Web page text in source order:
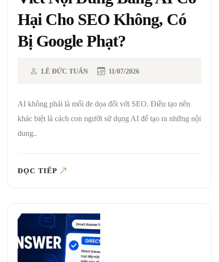
Hại Cho SEO Không, Có
Bị Google Phạt?
LÊ ĐỨC TUẤN 11/07/2026
AI không phải là mối đe dọa đối với SEO. Điều tạo nên
khác biệt là cách con người sử dụng AI để tạo ra những nội
dung..
ĐỌC TIẾP